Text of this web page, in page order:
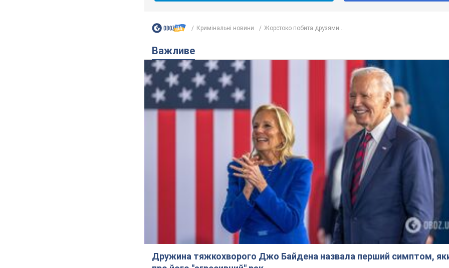
Кримінальні новини Жорстоко побита друзями...
Важливе
Дружина тяжкохворого Джо Байдена назвала перший симптом,